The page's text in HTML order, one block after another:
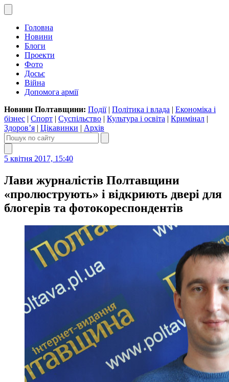
Головна
Новини
Блоги
Проекти
Фото
Досьє
Війна
Допомога армії
Новини Полтавщини: Події| Політика і влада | Економіка і
бізнес | Спорт | Суспільство | Культура і освіта | Кримінал |
Здоров’я | Цікавинки | Архів
5 квітня 2017, 15:40
Лави журналістів Полтавщини
«пролюструють» і відкриють двері для
блогерів та фотокореспондентів